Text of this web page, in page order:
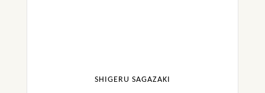
SHIGERU SAGAZAKI